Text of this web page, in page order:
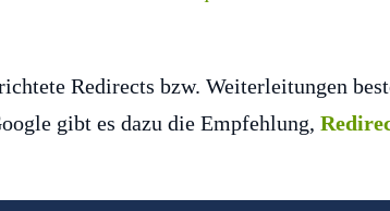
Redirects bzw. Weiterleitungen
gibt es dazu die Empfehlung,